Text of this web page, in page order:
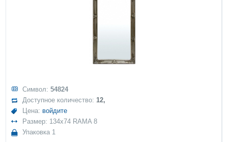
Символ:54824
Доступное количество:12,
Цена: войдите
Размер: 134x74 RAMA 8
Упаковка 1